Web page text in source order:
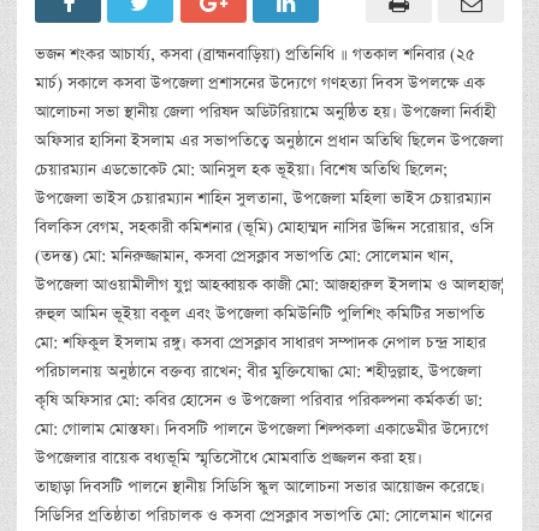
ভজন শংকর আচার্য্য, কসবা (ব্রাহ্মনবাড়িয়া) প্রতিনিধি ॥ গতকাল শনিবার (২৫
মার্চ) সকালে কসবা উপজেলা প্রশাসনের উদ্যেগে গণহত্যা দিবস উপলক্ষে এক
আলোচনা সভা স্থানীয় জেলা পরিষদ অডিটরিয়ামে অনুষ্ঠিত হয়। উপজেলা নির্বাহী
অফিসার হাসিনা ইসলাম এর সভাপতিত্বে অনুষ্ঠানে প্রধান অতিথি ছিলেন উপজেলা
চেয়ারম্যান এডভোকেট মো: আনিসুল হক ভূইয়া। বিশেষ অতিথি ছিলেন;
উপজেলা ভাইস চেয়ারম্যান শাহিন সুলতানা, উপজেলা মহিলা ভাইস চেয়ারম্যান
বিলকিস বেগম, সহকারী কমিশনার (ভূমি) মোহাম্মদ নাসির উদ্দিন সরোয়ার, ওসি
(তদন্ত) মো: মনিরুজ্জামান, কসবা প্রেসক্লাব সভাপতি মো: সোলেমান খান,
উপজেলা আওয়ামীলীগ যুগ্ন আহব্বায়ক কাজী মো: আজহারুল ইসলাম ও আলহাজ¦
রুহুল আমিন ভূইয়া বকুল এবং উপজেলা কমিউনিটি পুলিশিং কমিটির সভাপতি
মো: শফিকুল ইসলাম রঙ্গু। কসবা প্রেসক্লাব সাধারণ সম্পাদক নেপাল চন্দ্র সাহার
পরিচালনায় অনুষ্ঠানে বক্তব্য রাখেন; বীর মুক্তিযোদ্ধা মো: শহীদুল্লাহ, উপজেলা
কৃষি অফিসার মো: কবির হোসেন ও উপজেলা পরিবার পরিকল্পনা কর্মকর্তা ডা:
মো: গোলাম মোস্তফা। দিবসটি পালনে উপজেলা শিল্পকলা একাডেমীর উদ্যেগে
উপজেলার বায়েক বধ্যভূমি স্মৃতিসৌধে মোমবাতি প্রজ্জলন করা হয়।
তাছাড়া দিবসটি পালনে স্থানীয় সিডিসি স্কুল আলোচনা সভার আয়োজন করেছে।
সিডিসির প্রতিষ্ঠাতা পরিচালক ও কসবা প্রেসক্লাব সভাপতি মো: সোলেমান খানের